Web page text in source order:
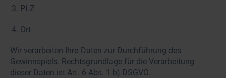
PLZ
Ort
Wir verarbeiten Ihre Daten zur Durchführung des
Gewinnspiels. Rechtsgrundlage für die Verarbeitung
dieser Daten ist Art. 6 Abs. 1 b) DSGVO.